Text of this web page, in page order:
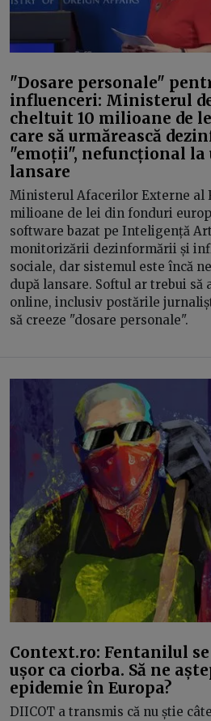
"Dosare personale"
influenceri: Ministerul
cheltuit 10 milioane de
care să urmărească
"emoții", nefuncțional la
lansare
Ministerul Afacerilor Externe al
milioane de lei din fonduri
software bazat pe Inteligență
monitorizării dezinformării și
sociale, dar sistemul este încă
după lansare. Softul ar trebui să
online, inclusiv postările
să creeze "dosare personale".
Context.ro: Fentanilul
ușor ca ciorba. Să ne
epidemie în Europa?
DIICOT a transmis că nu știe